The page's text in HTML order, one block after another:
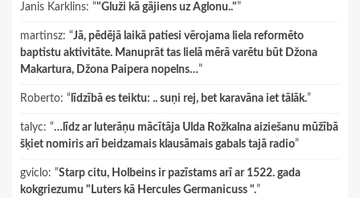
Janis Karklins: “"Gluži kā gājiens uz Aglonu.."”
martinsz: “Jā, pēdējā laikā patiesi vērojama liela reformēto
baptistu aktivitāte. Manuprāt tas lielā mērā varētu būt Džona
Makartura, Džona Paipera nopelns…”
Roberto: “ līdzībā es teiktu: .. suņi rej, bet karavāna iet tālāk.”
talyc: “…līdz ar luterāņu mācītāja Ulda Rožkalna aiziešanu mūžībā
šķiet nomiris arī beidzamais klausāmais gabals tajā radio”
gviclo: “Starp citu, Holbeins ir pazīstams arī ar 1522. gada
kokgriezumu "Luters kā Hercules Germanicuss ".”